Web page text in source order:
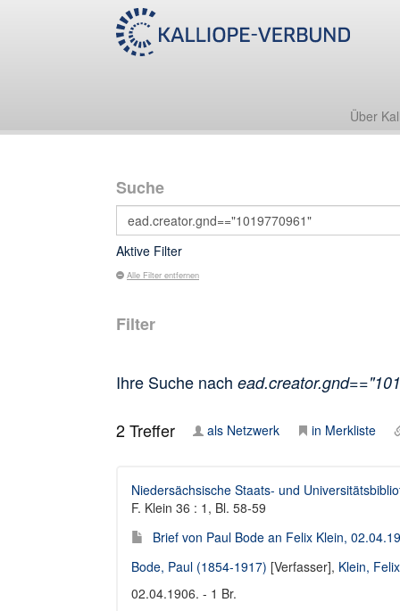
Über
Suche
Aktive Filter
Alle Filter entfernen
Filter
Ihre Suche nach
2Treffer als Netzwerk in Merkliste
Niedersächsische Staats- und
F. Klein 36 : 1, Bl. 58-59
Brief von Paul Bode an Felix Klein,
Bode, Paul (1854-1917) [Verfasser], Klein,
02.04.1906. - 1 Br.